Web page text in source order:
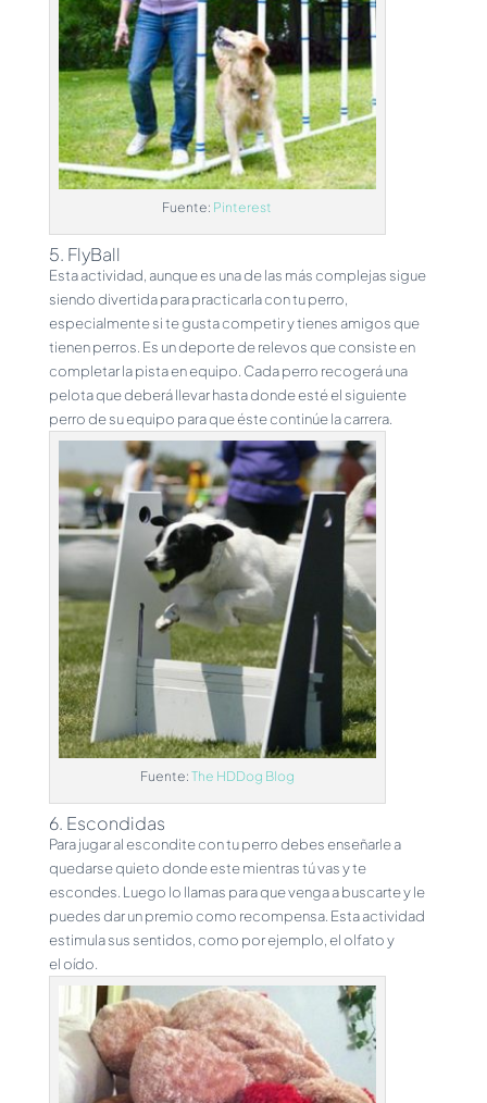
Fuente: Pinterest
5. FlyBall
Esta actividad, aunque es una de las más complejas sigue
siendo divertida para practicarla con tu perro,
especialmente si te gusta competir y tienes amigos que
tienen perros. Es un deporte de relevos que consiste en
completar la pista en equipo. Cada perro recogerá una
pelota que deberá llevar hasta donde esté el siguiente
perro de su equipo para que éste continúe la carrera.
Fuente: The HDDog Blog
6. Escondidas
Para jugar al escondite con tu perro debes enseñarle a
quedarse quieto donde este mientras tú vas y te
escondes. Luego lo llamas para que venga a buscarte y le
puedes dar un premio como recompensa. Esta actividad
estimula sus sentidos, como por ejemplo, el olfato y
el oído.